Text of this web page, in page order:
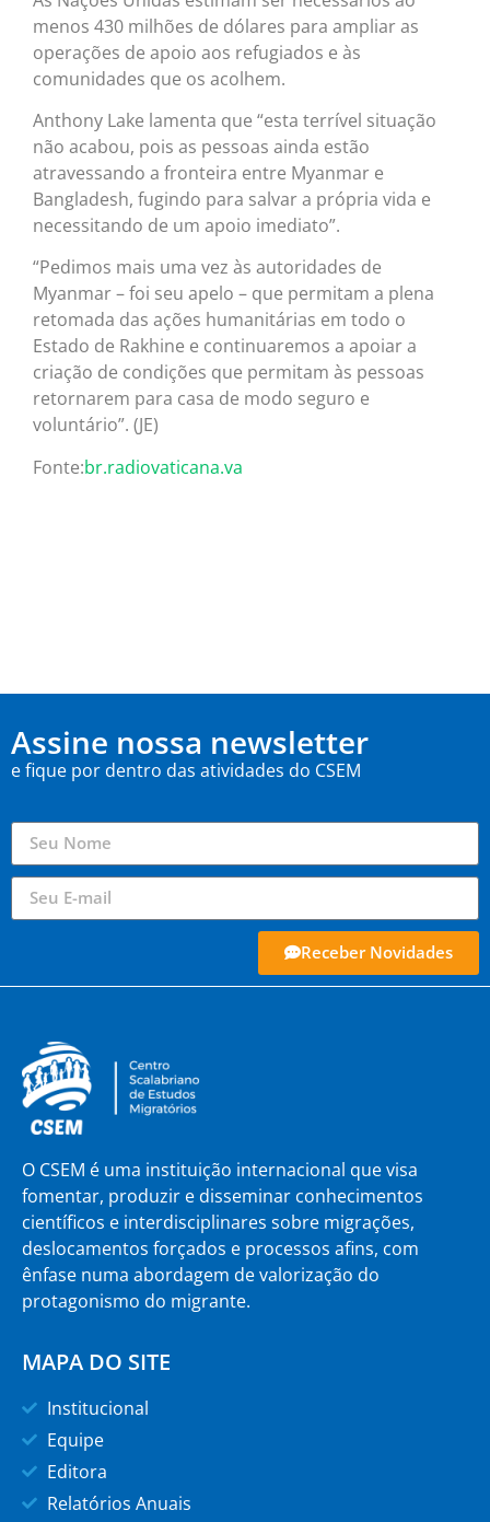
menos 430 milhões de dólares para ampliar as
operações de apoio aos refugiados e às
comunidades que os acolhem.
Anthony Lake lamenta que “esta terrível situação
não acabou, pois as pessoas ainda estão
atravessando a fronteira entre Myanmar e
Bangladesh, fugindo para salvar a própria vida e
necessitando de um apoio imediato”.
“Pedimos mais uma vez às autoridades de
Myanmar – foi seu apelo – que permitam a plena
retomada das ações humanitárias em todo o
Estado de Rakhine e continuaremos a apoiar a
criação de condições que permitam às pessoas
retornarem para casa de modo seguro e
voluntário”. (JE)
Fonte:br.radiovaticana.va
Assine nossa newsletter
e fique por dentro das atividades do CSEM
Receber Novidades
O CSEM é uma instituição internacional que visa
fomentar, produzir e disseminar conhecimentos
científicos e interdisciplinares sobre migrações,
deslocamentos forçados e processos afins, com
ênfase numa abordagem de valorização do
protagonismo do migrante.
MAPA DO SITE
Institucional
Equipe
Editora
Relatórios Anuais